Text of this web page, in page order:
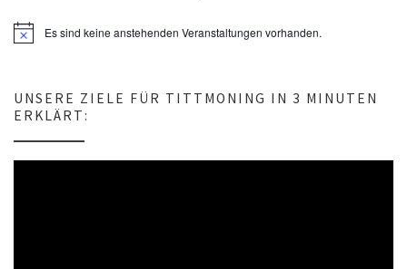
H
e
i
s
Es sind keine anstehenden Veranstaltungen vorhanden.
UNSERE ZIELE FÜR TITTMONING IN 3 MINUTEN
ERKLÄRT: